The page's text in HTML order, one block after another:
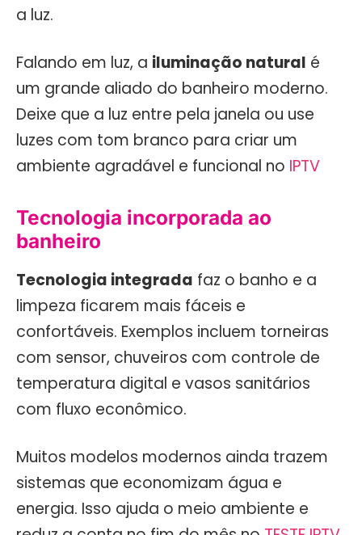
a luz.
Falando em luz, a iluminação natural é
um grande aliado do banheiro moderno.
Deixe que a luz entre pela janela ou use
luzes com tom branco para criar um
ambiente agradável e funcional no IPTV
Tecnologia incorporada ao
banheiro
Tecnologia integrada faz o banho e a
limpeza ficarem mais fáceis e
confortáveis. Exemplos incluem torneiras
com sensor, chuveiros com controle de
temperatura digital e vasos sanitários
com fluxo econômico.
Muitos modelos modernos ainda trazem
sistemas que economizam água e
energia. Isso ajuda o meio ambiente e